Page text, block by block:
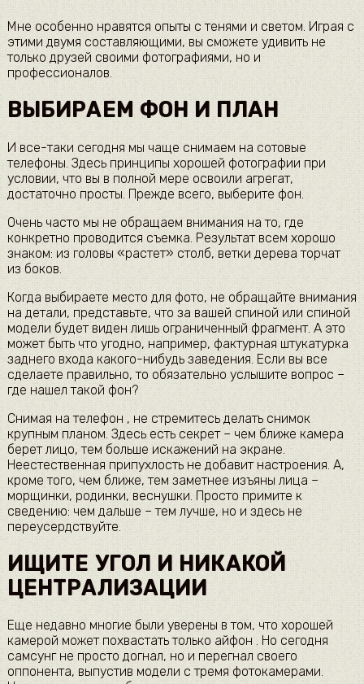
Мне особенно нравятся опыты с тенями и светом. Играя с
этими двумя составляющими, вы сможете удивить не
только друзей своими фотографиями, но и
профессионалов.
ВЫБИРАЕМ ФОН И ПЛАН
И все-таки сегодня мы чаще снимаем на сотовые
телефоны. Здесь принципы хорошей фотографии при
условии, что вы в полной мере освоили агрегат,
достаточно просты. Прежде всего, выберите фон.
Очень часто мы не обращаем внимания на то, где
конкретно проводится съемка. Результат всем хорошо
знаком: из головы «растет» столб, ветки дерева торчат
из боков.
Когда выбираете место для фото, не обращайте внимания
на детали, представьте, что за вашей спиной или спиной
модели будет виден лишь ограниченный фрагмент. А это
может быть что угодно, например, фактурная штукатурка
заднего входа какого-нибудь заведения. Если вы все
сделаете правильно, то обязательно услышите вопрос –
где нашел такой фон?
Снимая на телефон , не стремитесь делать снимок
крупным планом. Здесь есть секрет – чем ближе камера
берет лицо, тем больше искажений на экране.
Неестественная припухлость не добавит настроения. А,
кроме того, чем ближе, тем заметнее изъяны лица –
морщинки, родинки, веснушки. Просто примите к
сведению: чем дальше – тем лучше, но и здесь не
переусердствуйте.
ИЩИТЕ УГОЛ И НИКАКОЙ
ЦЕНТРАЛИЗАЦИИ
Еще недавно многие были уверены в том, что хорошей
камерой может похвастать только айфон . Но сегодня
самсунг не просто догнал, но и перегнал своего
оппонента, выпустив модели с тремя фотокамерами.